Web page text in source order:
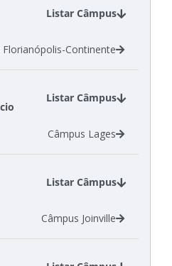
Listar Câmpus
Florianópolis-Continente
Listar Câmpus
Câmpus Lages
Listar Câmpus
Câmpus Joinville